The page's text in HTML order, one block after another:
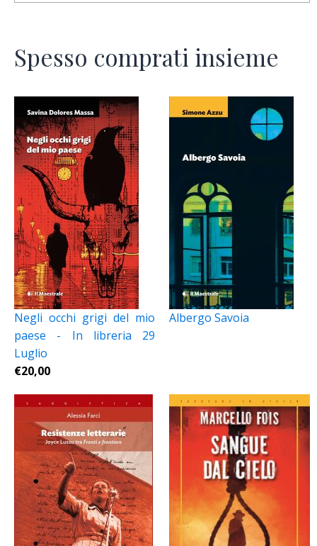
Spesso comprati insieme
Negli occhi grigi del mio
paese - In libreria 29
Luglio
€20,00
Albergo Savoia